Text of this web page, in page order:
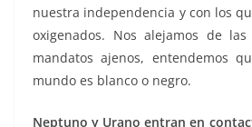
nuestra independencia y con los
oxigenados. Nos alejamos de
mandatos ajenos, entendemos
mundo es blanco o negro.
Neptuno y Urano entran en